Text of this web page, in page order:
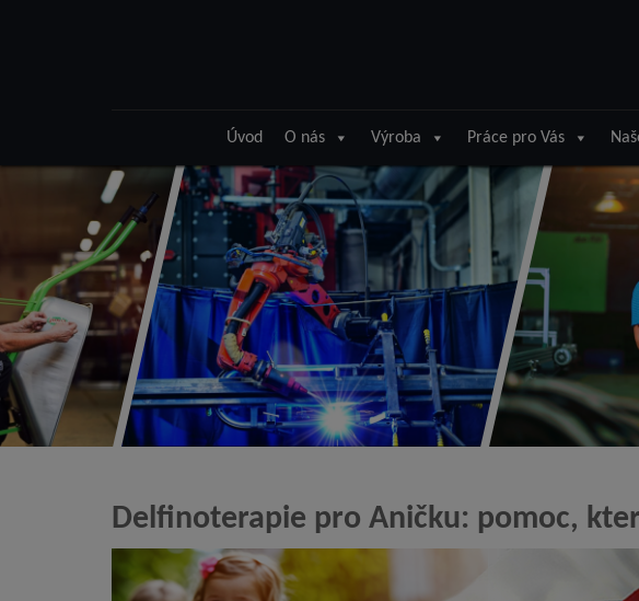
Úvod O nás Výroba Práce pro Vás
Delfinoterapie pro Aničku: pomoc,